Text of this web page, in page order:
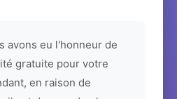
avons eu l'honneur de
gratuite pour votre
en raison de